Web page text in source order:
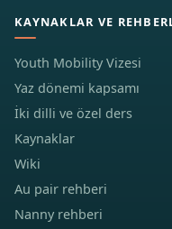
KAYNAKLAR VE
Youth Mobility Vizesi
Yaz dönemi kapsamı
İki dilli ve özel ders
Kaynaklar
Wiki
Au pair rehberi
Nanny rehberi